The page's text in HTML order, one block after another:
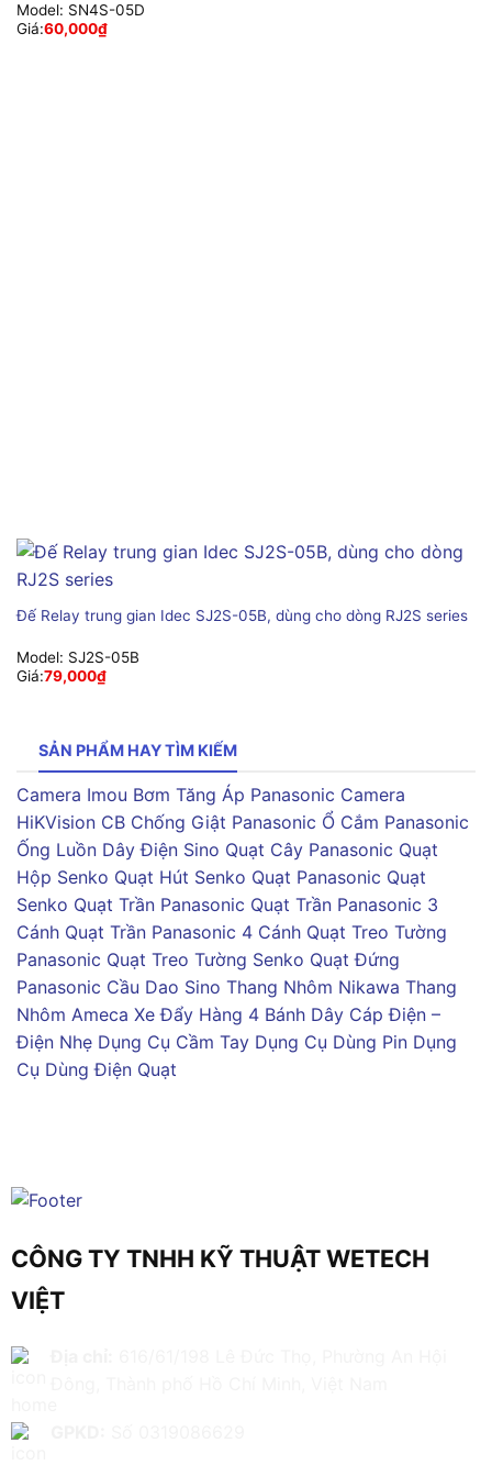
Model: SN4S-05D
Giá:60,000₫
Đế Relay trung gian Idec SJ2S-05B, dùng cho dòng RJ2S series
Model: SJ2S-05B
Giá:79,000₫
SẢN PHẨM HAY TÌM KIẾM
Camera Imou Bơm Tăng Áp Panasonic Camera
HiKVision CB Chống Giật Panasonic Ổ Cắm Panasonic
Ống Luồn Dây Điện Sino Quạt Cây Panasonic Quạt
Hộp Senko Quạt Hút Senko Quạt Panasonic Quạt
Senko Quạt Trần Panasonic Quạt Trần Panasonic 3
Cánh Quạt Trần Panasonic 4 Cánh Quạt Treo Tường
Panasonic Quạt Treo Tường Senko Quạt Đứng
Panasonic Cầu Dao Sino Thang Nhôm Nikawa Thang
Nhôm Ameca Xe Đẩy Hàng 4 Bánh Dây Cáp Điện –
Điện Nhẹ Dụng Cụ Cầm Tay Dụng Cụ Dùng Pin Dụng
Cụ Dùng Điện Quạt
CÔNG TY TNHH KỸ THUẬT WETECH
VIỆT